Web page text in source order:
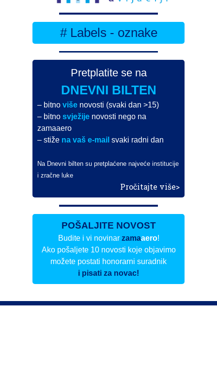
# Labels - oznake
Pretplatite se na
DNEVNI BILTEN
– bitnoviše novosti (svaki dan >15)
– bitnosvježije novosti nego na
zamaaero
– stiže na vaš e-mail svaki radni dan
Na Dnevni bilten su pretplaćene najveće institucije
i zračne luke
Pročitajte više>
POŠALJITE NOVOST
Budite i vi novinar zamaaero!
Ako pošaljete 10 novosti koje objavimo
možete postati honorarni suradnik
i pisati za novac!